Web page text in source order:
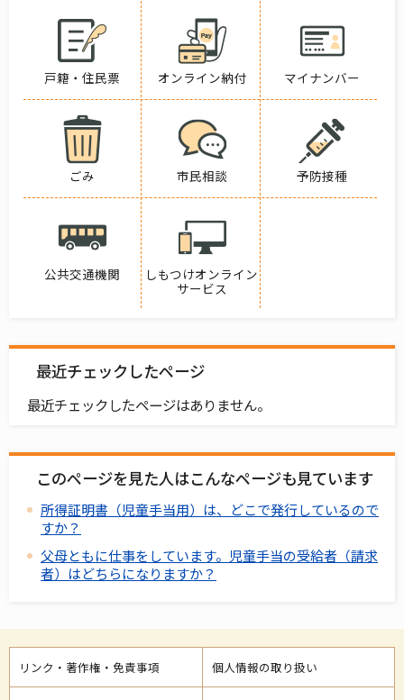
戸籍・住民票 オンライン納付 マイナンバー
ごみ 市民相談 予防接種
公共交通機関
しもつけオンライン
サービス
最近チェックしたページ
最近チェックしたページはありません。
このページを見た人はこんなページも見ています
所得証明書（児童手当用）は、どこで発行しているので
すか？
父母ともに仕事をしています。児童手当の受給者（請求
者）はどちらになりますか？
リンク・著作権・免責事項 個人情報の取り扱い